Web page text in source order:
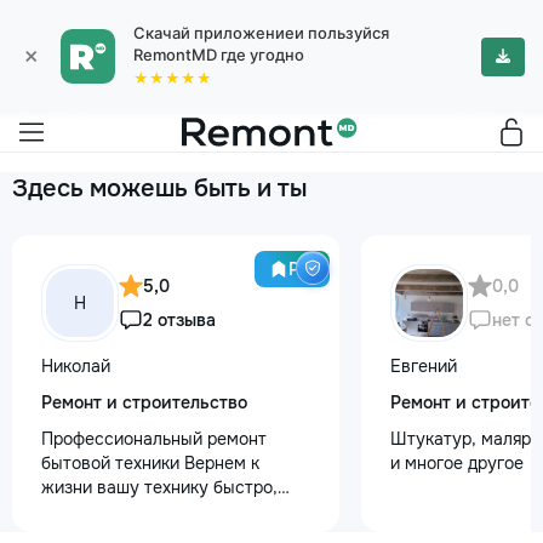
×
Скачай приложениеи пользуйся
RemontMD где угодно
★★★★★
Здесь можешь быть и ты
Pro
Н
5,0
2 отзыва
Николай
Ремонт и строительство
Профессиональный ремонт
бытовой техники Вернем к
жизни вашу технику быстро,
0,0
нет
Евгений
Ремонт и
Штукатур, маляр ,
и многое другое